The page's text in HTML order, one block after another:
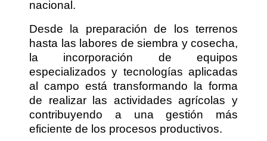
nacional.
Desde la preparación de los terrenos
hasta las labores de siembra y cosecha,
la incorporación de equipos
especializados y tecnologías aplicadas
al campo está transformando la forma
de realizar las actividades agrícolas y
contribuyendo a una gestión más
eficiente de los procesos productivos.